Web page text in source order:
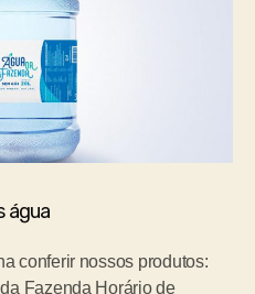
água
conferir nossos produtos:
Fazenda Horário de